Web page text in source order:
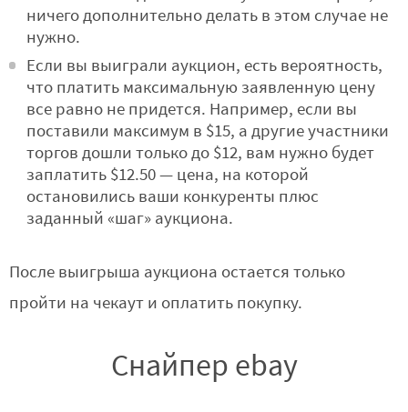
ничего дополнительно делать в этом случае не
нужно.
Если вы выиграли аукцион, есть вероятность,
что платить максимальную заявленную цену
все равно не придется. Например, если вы
поставили максимум в $15, а другие участники
торгов дошли только до $12, вам нужно будет
заплатить $12.50 — цена, на которой
остановились ваши конкуренты плюс
заданный «шаг» аукциона.
После выигрыша аукциона остается только
пройти на чекаут и оплатить покупку.
Снайпер ebay